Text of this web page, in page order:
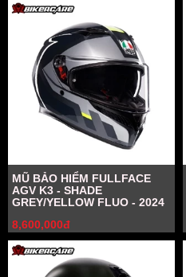
MŨ BẢO HIỂM FULLFACE
AGV K3 - SHADE
GREY/YELLOW FLUO - 2024
8,600,000đ